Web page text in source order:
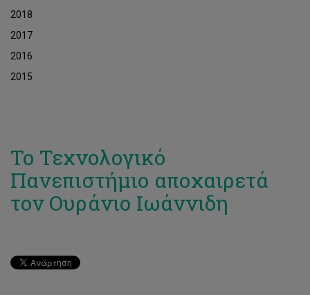
2018
2017
2016
2015
Το Τεχνολογικό
Πανεπιστήμιο αποχαιρετά
τον Ουράνιο Ιωάννιδη